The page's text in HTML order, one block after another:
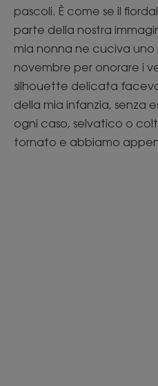
pascoli. È come se il
parte della nostra
mia nonna ne cuciva uno
novembre per onorare i
silhouette delicata
della mia infanzia, senza
ogni caso, selvatico o
tornato e abbiamo